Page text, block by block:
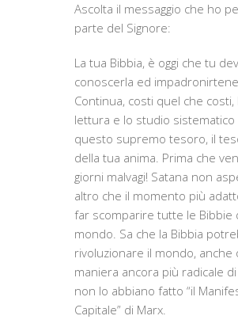
Ascolta il messaggio che ho
parte del Signore:
La tua Bibbia, è oggi che tu
conoscerla ed
Continua, costi quel che costi,
lettura e lo studio sistematico
questo supremo tesoro, il
della tua anima. Prima che
giorni malvagi! Satana non
altro che il momento più
far scomparire tutte le Bibbie
mondo. Sa che la Bibbia
rivoluzionare il mondo, anche
maniera ancora più radicale
non lo abbiano fatto “il
Capitale” di Marx.